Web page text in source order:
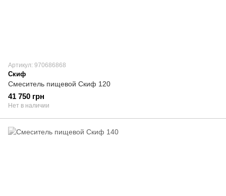
Артикул: 970686868
Скиф
Смеситель пищевой Скиф 120
41 750 грн
Нет в наличии